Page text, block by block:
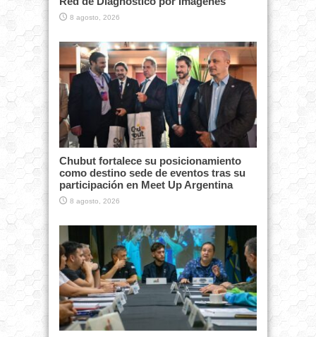
8 agosto, 2026
Chubut fortalece su posicionamiento
como destino sede de eventos tras su
participación en Meet Up Argentina
8 agosto, 2026